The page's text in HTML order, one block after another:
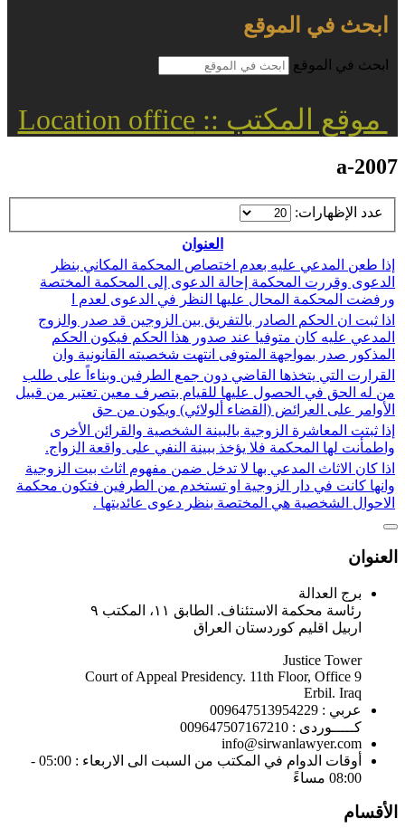
ابحث في الموقع
ابحث في الموقع
موقع المكتب :: Location office
a-2007
عدد الإظهارات:
العنوان
إذا طعن المدعي عليه بعدم اختصاص المحكمة المكاني بنظر
الدعوى وقررت المحكمة إحالة الدعوى إلى المحكمة المختصة
ورفضت المحكمة المحال عليها النظر في الدعوى لعدم ا
اذا ثبت ان الحكم الصادر بالتفريق بين الزوجين قد صدر والزوج
المدعي عليه كان متوفيا عند صدور هذا الحكم فيكون الحكم
المذكور صدر بمواجهة المتوفى انتهت شخصيته القانونية وان
القرارت التي يتخذها القاضي دون جمع الطرفين وبناءاً على طلب
من له الحق في الحصول عليها للقيام بتصرف معين تعتبر من قبيل
الأوامر على العرائض (القضاء ألولائي) ويكون من حق
إذا ثبتت المعاشرة الزوجية بالبينة الشخصية والقرائن الأخرى
واطمأنت لها المحكمة فلا يؤخذ ببينة النفي على واقعة الزواج.
اذا كان الاثاث المدعي بها لا تدخل ضمن مفهوم اثاث بيت الزوجية
وانها كانت في دار الزوجية او تستخدم من الطرفين فتكون محكمة
الاحوال الشخصية هي المختصة بنظر دعوى عائديتها .
العنوان
برج العدالة
رئاسة محكمة الاستئناف. الطابق ١١، المكتب ٩
اربيل اقليم كوردستان العراق
Justice Tower
Court of Appeal Presidency. 11th Floor, Office 9
Erbil. Iraq
عربي : 009647513954229
كـــــوردى : 009647507167210
info@sirwanlawyer.com
أوقات الدوام في المكتب من السبت الى الاربعاء : 05:00 -
08:00 مساءً
الأقسام